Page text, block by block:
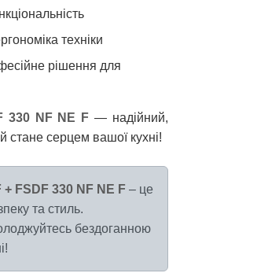
техніки
рішення для
330 NF NE F — надійний,
стане серцем вашої кухні!
FSDF 330 NF NE F – це
та стиль.
бездоганною